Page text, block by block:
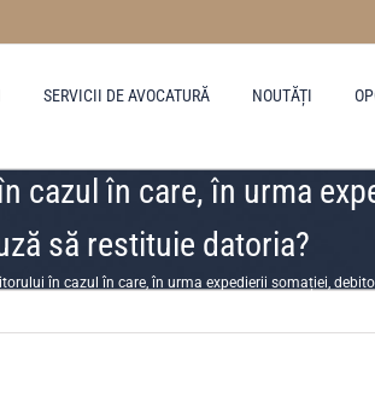
SERVICII DE AVOCATURĂ NOUTĂȚI
cazul în care, în urma
să restituie datoria?
în cazul în care, în urma expedierii somației,